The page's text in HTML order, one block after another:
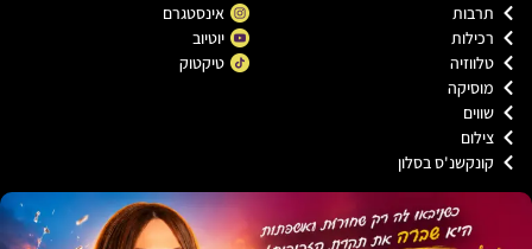
בסלון
אינסטגרם
יוטיוב
טיקטוק